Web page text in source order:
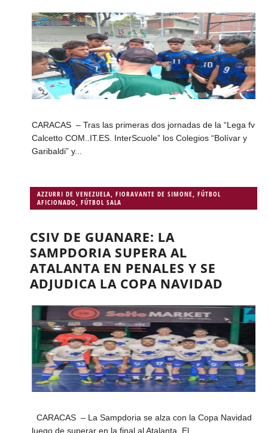
CARACAS – Tras las primeras dos jornadas de la “Lega fv
Calcetto COM..IT.ES. InterScuole” los Colegios “Bolívar y
Garibaldi” y...
AZZURRI DE VENEZUELA FIORAVANTE DE SIMONE FÚTBOL
AFICIONADO
FÚTBOL SALA
CSIV DE GUANARE: LA
SAMPDORIA SUPERA AL
ATALANTA EN PENALES Y SE
ADJUDICA LA COPA NAVIDAD
CARACAS – La Sampdoria se alza con la Copa Navidad
luego de superar en la final al Atalanta. El...